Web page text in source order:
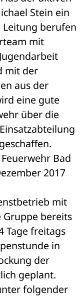
Stein ein
berufen
mit
mit der
aus der
eine gute
über die
Bad
2017
mit
Gruppe bereits
Tage freitags
in
der
geplant.
folgender